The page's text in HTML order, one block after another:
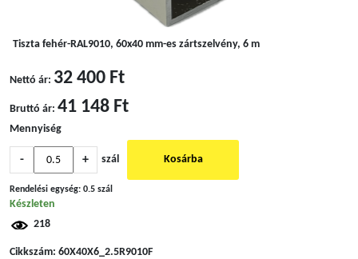
Tiszta fehér-RAL9010, 60x40 mm-es zártszelvény, 6 m
Nettó ár: 32 400 Ft
Bruttó ár: 41 148 Ft
Mennyiség
- + szál Kosárba
Rendelési egység: 0.5 szál
Készleten
218
Cikkszám: 60X40X6_2.5R9010F